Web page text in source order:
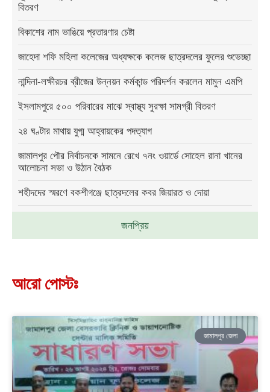
জনপ্রিয়
বিতরণ
বিকাশের নাম ভাঙিয়ে প্রতারণার চেষ্টা
জাহেদা শফি মহিলা কলেজের অধ্যক্ষকে কলেজ ছাত্রদলের ফুলের শুভেচ্ছা
নান্দিনা-লক্ষীরচর ব্রীজের উন্নয়ন কর্মকান্ড পরিদর্শন করলেন মামুন এমপি
ইসলামপুরে ৫০০ পরিবারের মাঝে স্বাস্থ্য সুরক্ষা সামগ্রী বিতরণ
২৪ ঘণ্টার মাথায় যুগ্ম আহ্বায়কের পদত্যাগ
জামালপুর পৌর নির্বাচনকে সামনে রেখে ৭নং ওয়ার্ডে সোহেল রানা খানের
আলোচনা সভা ও উঠান বৈঠক
শহীদদের স্মরণে বকশীগঞ্জে ছাত্রদলের কবর জিয়ারত ও দোয়া
আরো পোস্টঃ
জামালপুর জেলা